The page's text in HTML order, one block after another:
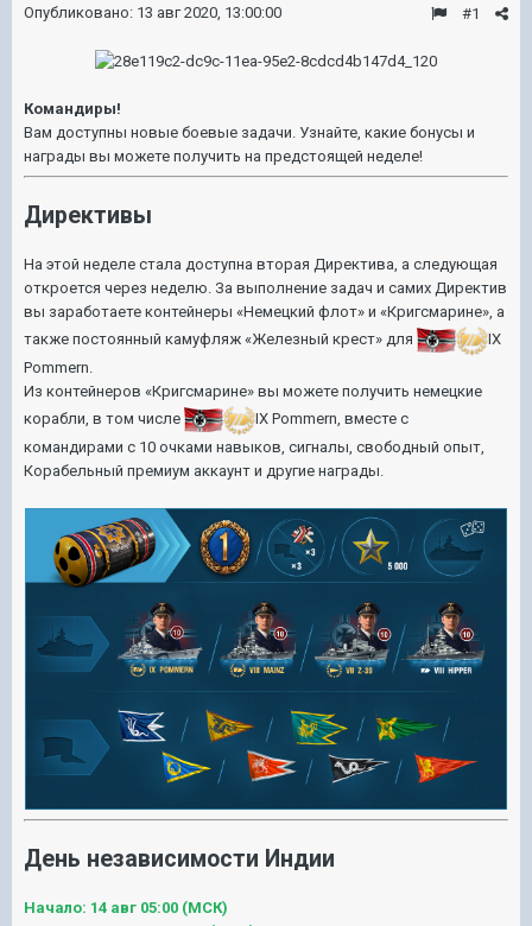
#1
Опубликовано: 13 авг 2020, 13:00:00
Командиры!
Вам доступны новые боевые задачи. Узнайте, какие бонусы и
награды вы можете получить на предстоящей неделе!
Директивы
На этой неделе стала доступна вторая Директива, а следующая
откроется через неделю. За выполнение задач и самих Директив
вы заработаете контейнеры «Немецкий флот» и «Кригсмарине», а
также постоянный камуфляж «Железный крест» для
IX
Pommern.
Из контейнеров «Кригсмарине» вы можете получить немецкие
корабли, в том числе
IX Pommern, вместе с
командирами с 10 очками навыков, сигналы, свободный опыт,
Корабельный премиум аккаунт и другие награды.
День независимости Индии
Начало: 14 авг 05:00 (МСК)